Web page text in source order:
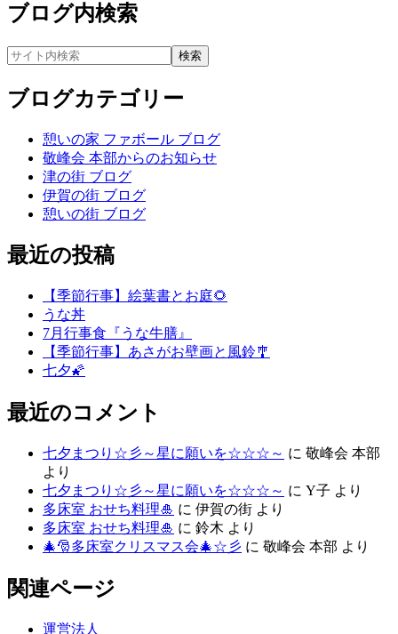
ブログ内検索
ブログカテゴリー
憩いの家 ファボール ブログ
敬峰会 本部からのお知らせ
津の街 ブログ
伊賀の街 ブログ
憩いの街 ブログ
最近の投稿
【季節行事】絵葉書とお庭🌻
うな丼
7月行事食『うな牛膳』
【季節行事】あさがお壁画と風鈴🎐
七夕🌠
最近のコメント
七夕まつり☆彡～星に願いを☆☆☆～ に 敬峰会 本部
より
七夕まつり☆彡～星に願いを☆☆☆～ に Y子 より
多床室 おせち料理🎍 に 伊賀の街 より
多床室 おせち料理🎍 に 鈴木 より
🎄🎅多床室クリスマス会🎄☆彡 に 敬峰会 本部 より
関連ページ
運営法人